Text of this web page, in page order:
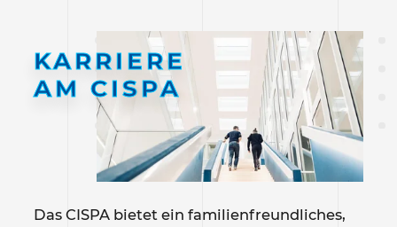
KARRIERE
AM CISPA
Das CISPA bietet ein familienfreundliches,